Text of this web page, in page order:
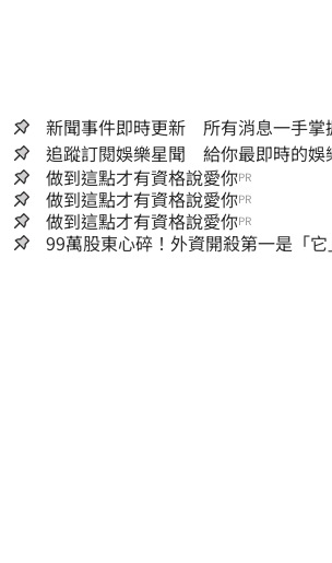
新聞事件即時更新 所有消息一手掌
追蹤訂閱娛樂星聞 給你最即時的娛
做到這點才有資格說愛你PR
做到這點才有資格說愛你PR
做到這點才有資格說愛你PR
99萬股東心碎！外資開殺第一是「